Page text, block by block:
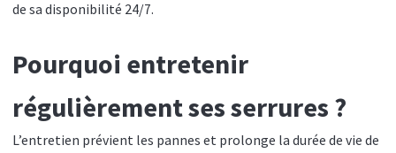
de sa disponibilité 24/7.
Pourquoi entretenir
régulièrement ses serrures ?
L’entretien prévient les pannes et prolonge la durée de vie de